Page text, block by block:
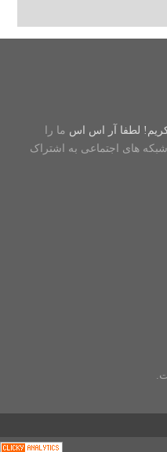
لطفا آر اس اس ما را
های اجتماعی به اشتراک